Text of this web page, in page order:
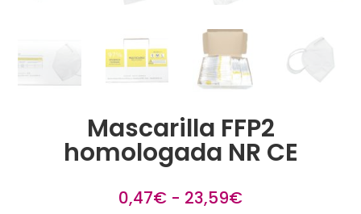
Mascarilla FFP2
homologada NR CE
0,47€ - 23,59€Rango